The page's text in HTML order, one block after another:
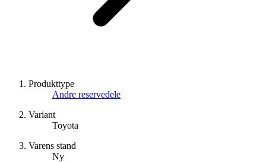
Produkttype
Andre reservedele
Variant
Toyota
Varens stand
Ny